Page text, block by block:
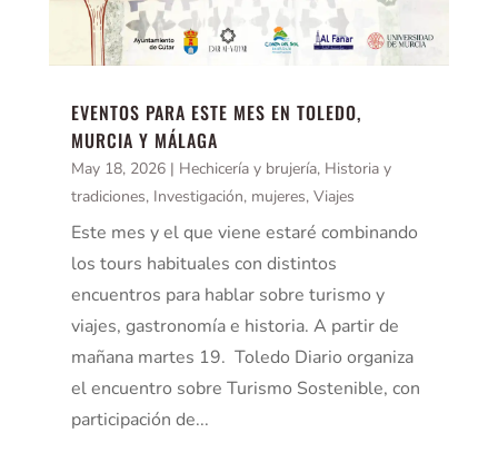
EVENTOS PARA ESTE MES EN TOLEDO,
MURCIA Y MÁLAGA
May 18, 2026| Hechicería y brujería, Historia y
tradiciones, Investigación, mujeres, Viajes
Este mes y el que viene estaré combinando
los tours habituales con distintos
encuentros para hablar sobre turismo y
viajes, gastronomía e historia. A partir de
mañana martes 19. Toledo Diario organiza
el encuentro sobre Turismo Sostenible, con
participación de...